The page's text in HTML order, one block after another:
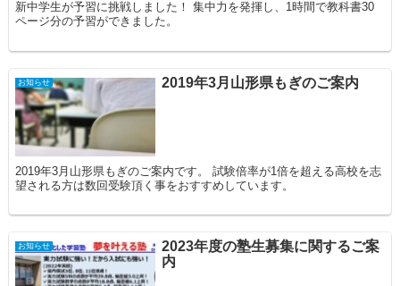
新中学生が予習に挑戦しました！ 集中力を発揮し、1時間で教科書30
ページ分の予習ができました。
お知らせ 2019年3月山形県もぎのご案内
2019年3月山形県もぎのご案内です。 試験倍率が1倍を超える高校を志
望される方は数回受験頂く事をおすすめしています。
お知らせ
2023年度の塾生募集に関するご案
内